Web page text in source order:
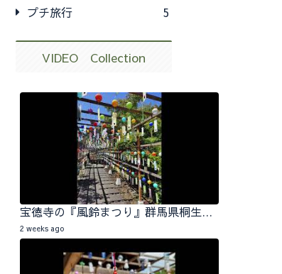
プチ旅行 5
VIDEO Collection
宝徳寺の『風鈴まつり』群馬県桐生市 2026.07.25
2 weeks ago